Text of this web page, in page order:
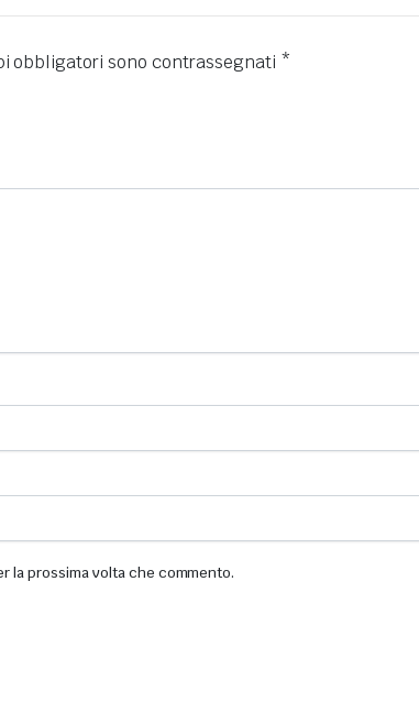
obbligatori sono contrassegnati *
la prossima volta che commento.